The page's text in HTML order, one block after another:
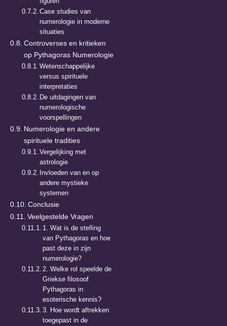
Case studies van
numerologie in moderne
situaties
Controverses en kritieken
op Pythagoras Numerologie
Wetenschappelijke
versus spirituele
interpretaties
De uitdagingen van
numerologische
voorspellingen
Numerologie en andere
spirituele tradities
Vergelijking met
astrologie
Invloeden van en op
andere mystieke
systemen
Conclusie
Veelgestelde Vragen
1. Wat is de stelling
van Pythagoras en hoe
past deze in zijn
numerologie?
2. Welke rol speelde de
Griekse filosoof
Pythagoras in
esoterische kennis?
3. Hoe wordt aftrekken
toegepast in de